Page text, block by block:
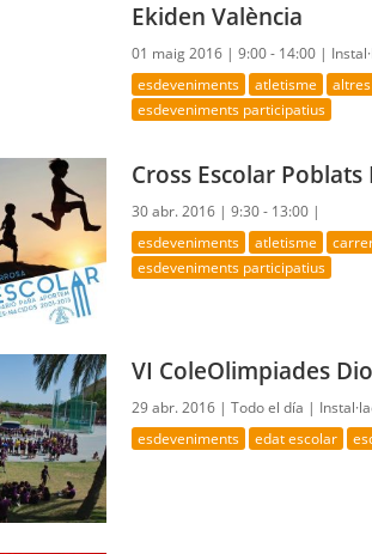
Ekiden València
01 maig 2016 |9:00 - 14:00 |
esdeveniments atletisme
esdeveniments participatius
Cross Escolar
30 abr. 2016 |9:30 - 13:00 |
esdeveniments atletisme
esdeveniments participatius
VI ColeOlimpiades
29 abr. 2016 |Todo el día |
esdeveniments edat escolar